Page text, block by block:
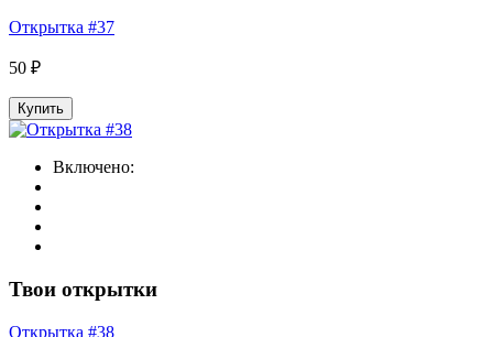
Открытка #37
50 ₽
Купить
Включено:
Твои открытки
Открытка #38